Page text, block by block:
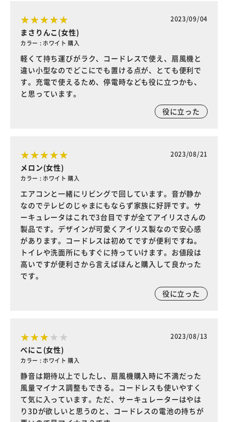
2023/09/04
まさりんこ(女性)
カラー : ホワイト 購入
軽くて持ち運びがラク、コードレスで使え、扇風機と
違い小型なのでどこにでも置ける点が、とても便利で
す。充電で使えるため、停電時なども役に立つかも、
と思っています。
役に立った
2023/08/21
メロン(女性)
カラー : ホワイト 購入
エアコンと一緒にリビングで回しています。音が静か
なのでテレビのじゃまにもならず家族に好評です。サ
ーキュレータはこれで3台目ですが全てアイリスさんの
製品です。デザインが可愛くアイリス製なので安心感
があります。コードレスは初めてですが便利ですね。
トイレや洗面所にもすぐに持っていけます。お値段は
高いですが便利さから言えばほんと購入して良かった
です。
役に立った
2023/08/13
べにこ(女性)
カラー : ホワイト 購入
静音は期待以上でしたし、扇風機購入時に不満だった
風量マイナス調整もできる。コードレスも使いやすく
て気に入っています。ただ、サーキュレーターはやは
り3Dが欲しいと思うのと、コードレスの電池の持ちが